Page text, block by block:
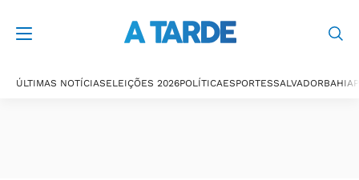
ÚLTIMAS NOTÍCIASELEIÇÕES 2026POLÍTICAESPORTESSALVADORBAHIA